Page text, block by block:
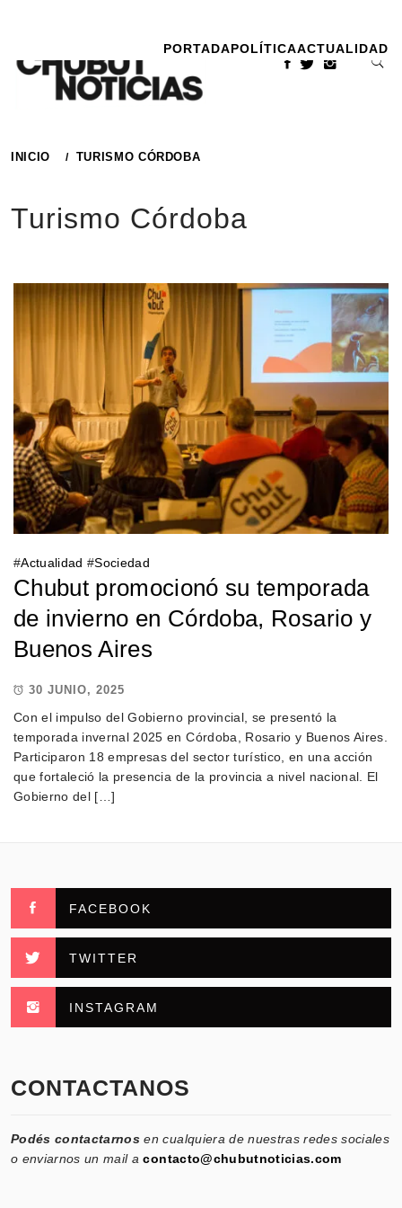
contenido
PORTADAPOLÍTICAACTUALIDAD
INICIO TURISMO CÓRDOBA
Turismo Córdoba
#Actualidad #Sociedad
Chubut promocionó su temporada
de invierno en Córdoba, Rosario y
Buenos Aires
30 JUNIO, 2025
Con el impulso del Gobierno provincial, se presentó la
temporada invernal 2025 en Córdoba, Rosario y Buenos Aires.
Participaron 18 empresas del sector turístico, en una acción
que fortaleció la presencia de la provincia a nivel nacional. El
Gobierno del […]
FACEBOOK
TWITTER
INSTAGRAM
CONTACTANOS
Podés contactarnos en cualquiera de nuestras redes sociales
o enviarnos un mail acontacto@chubutnoticias.com